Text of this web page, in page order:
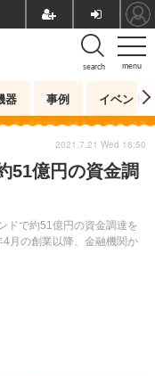
menu
search
器 事例 イベント
51億円の資金調
ドで約51億円の資金調達を
月の創業以降、金融機関か
2021.7.21 Wed 16:50